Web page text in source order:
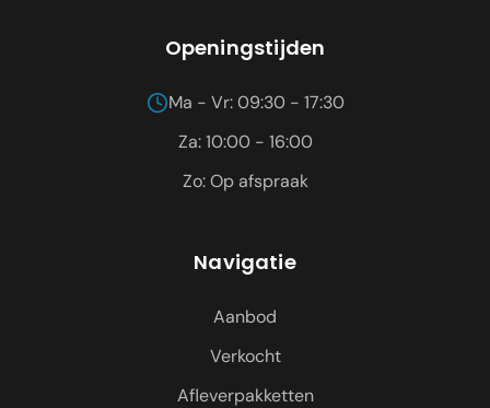
Openingstijden
Ma - Vr: 09:30 - 17:30
Za: 10:00 - 16:00
Zo: Op afspraak
Navigatie
Aanbod
Verkocht
Afleverpakketten